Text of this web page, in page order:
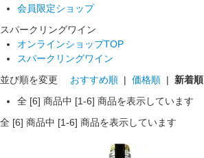
会員限定ショップ
スパークリングワイン
オンラインショップTOP
スパークリングワイン
並び順を変更
おすすめ順 | 価格順 | 新着順
全 [6] 商品中 [1-6] 商品を表示しています
全 [6] 商品中 [1-6] 商品を表示しています